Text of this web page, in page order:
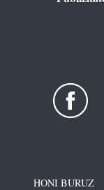
HONI BURUZ